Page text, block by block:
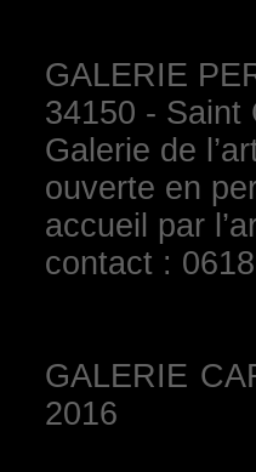
GALERIE
34150 - Saint
Galerie de
ouverte en
accueil par
contact :
GALERIE
2016